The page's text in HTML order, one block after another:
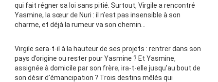
qui fait régner sa loi sans pitié. Surtout, Virgile a rencontré
Yasmine, la sœur de Nuri : il n’est pas insensible à son
charme, et déjà la rumeur va son chemin…
Virgile sera-t-il à la hauteur de ses projets : rentrer dans son
pays d’origine ou rester pour Yasmine ? Et Yasmine,
assignée à domicile par son frère, ira-t-elle jusqu’au bout de
son désir d’émancipation ? Trois destins mêlés qui